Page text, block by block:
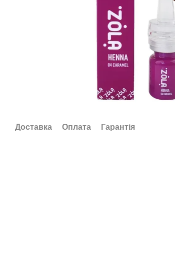
Доставка Оплата Гарантія